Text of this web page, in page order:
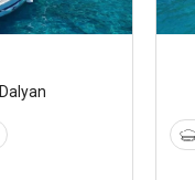
Dalyan